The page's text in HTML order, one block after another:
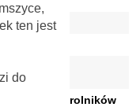
ten jest
do
rolników